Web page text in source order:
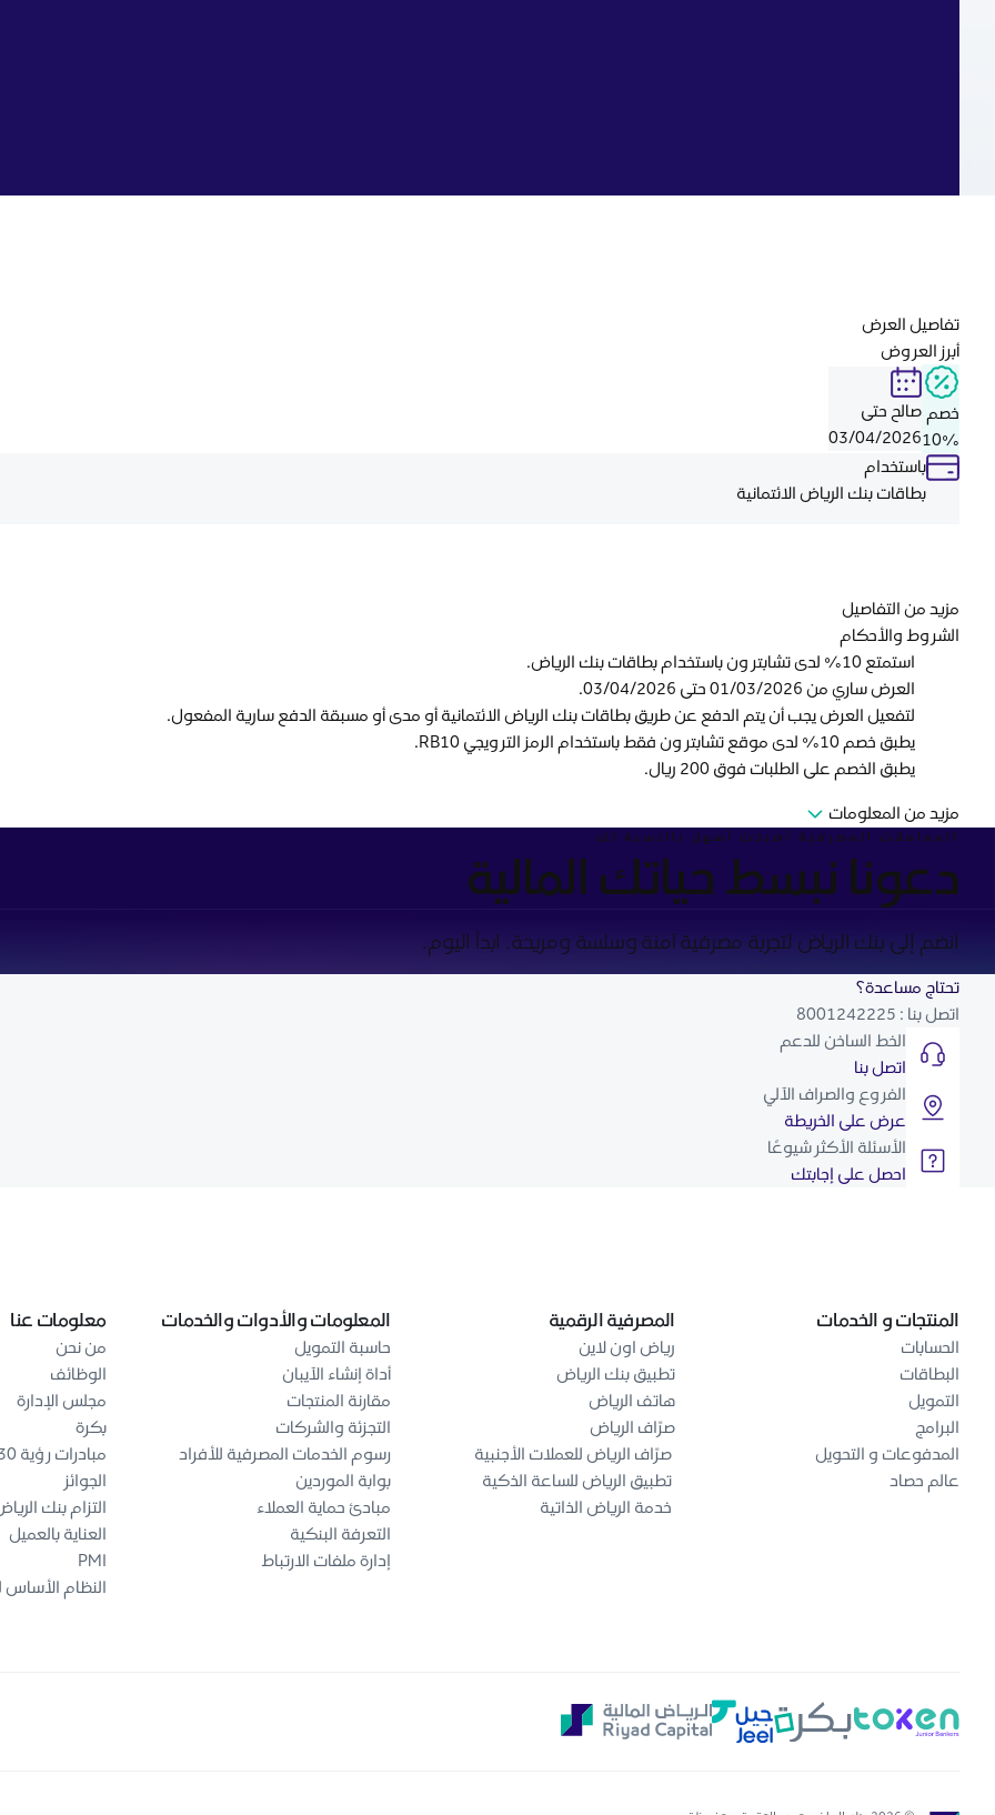
تفاصيل العرض
أبرز العروض
خصم
10%
صالح حتى
03/04/2026
باستخدام
بطاقات بنك الرياض الائتمانية
مزيد من التفاصيل
الشروط والأحكام
استمتع 10% لدى تشابتر ون باستخدام بطاقات بنك الرياض.
العرض ساري من 01/03/2026 حتى 03/04/2026.
لتفعيل العرض يجب أن يتم الدفع عن طريق بطاقات بنك الرياض الائتمانية أو مدى أو مسبقة الدفع سارية المفعول.
يطبق خصم 10% لدى موقع تشابتر ون فقط باستخدام الرمز الترويجي RB10.
يطبق الخصم على الطلبات فوق 200 ريال.
مزيد من المعلومات
المعاملات المصرفية أصبحت أسهل بالنسبة لك
دعونا نبسط حياتك المالية
انضم إلى بنك الرياض لتجربة مصرفية آمنة وسلسة ومريحة. ابدأ اليوم.
تحتاج مساعدة؟
اتصل بنا : 8001242225
الخط الساخن للدعم
اتصل بنا
الفروع والصراف الآلي
عرض على الخريطة
الأسئلة الأكثر شيوعًا
احصل على إجابتك
المنتجات و الخدمات
الحسابات
البطاقات
التمويل
البرامج
المدفوعات و التحويل
عالم حصاد
المصرفية الرقمية
رياض اون لاين
تطبيق بنك الرياض
هاتف الرياض
صرّاف الرياض
صرّاف الرياض للعملات الأجنبية
تطبيق الرياض للساعة الذكية
خدمة الرياض الذاتية
المعلومات والأدوات والخدمات
حاسبة التمويل
أداة إنشاء الآيبان
مقارنة المنتجات
التجزئة والشركات
رسوم الخدمات المصرفية للأفراد
بوابة الموردين
مبادئ حماية العملاء
التعرفة البنكية
إدارة ملفات الارتباط
معلومات عنا
من نحن
الوظائف
مجلس الإدارة
بكرة
مبادرات رؤية 2030
الجوائز
التزام بنك
العناية بالعميل
PMI
النظام الأساس